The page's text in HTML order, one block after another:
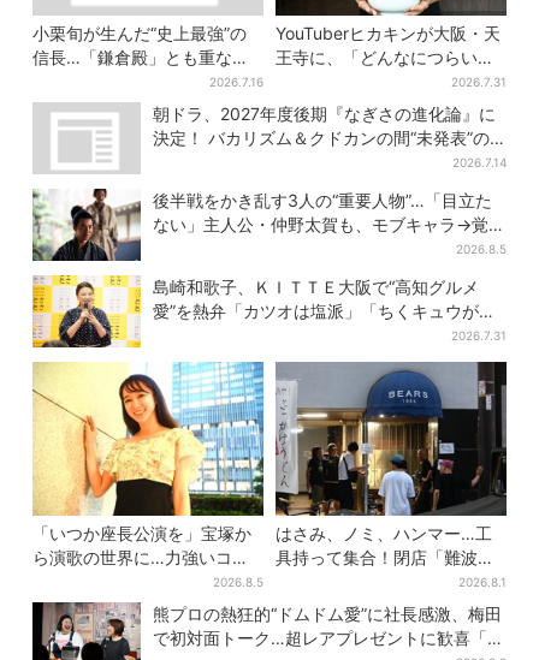
小栗旬が生んだ“史上最強”の
信長…「鎌倉殿」とも重な
る、にじむ悲しみが“名人
芸”【豊臣兄弟】
2026.7.16
YouTuberヒカキンが大阪・天
王寺に、「どんなにつらい時
でも…」ラーメン愛＆兄セイ
キンとの思い出を語る
2026.7.31
朝ドラ、2027年度後期『なぎさの進化論』に
決定！ バカリズム＆クドカンの間“未発表”の
2026.7.14
後半戦をかき乱す3人の“重要人物”…「目立た
ない」主人公・仲野太賀も、モブキャラ→覚醒
2026.8.5
島崎和歌子、ＫＩＴＴＥ大阪で“高知グルメ
愛”を熱弁「カツオは塩派」「ちくキュウがお
2026.7.31
「いつか座長公演を」宝塚か
ら演歌の世界に…力強いコブ
シで聴かせる有沙瞳の目指す
道とは
2026.8.5
はさみ、ノミ、ハンマー…工
具持って集合！閉店「難波ベ
アーズ」最終日400人超…最
後は「もう帰ってください」
2026.8.1
熊プロの熱狂的“ドムドム愛”に社長感激、梅田
で初対面トーク…超レアプレゼントに歓喜「一